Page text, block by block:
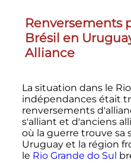
Renversements
Brésil en
Alliance
La situation dans le
indépendances était
renversements
s'alliant et d'anciens
où la guerre trouve sa
Uruguay et la région
le Rio Grande do Sul